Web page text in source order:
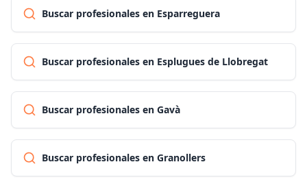
Buscar profesionales en Esparreguera
Buscar profesionales en Esplugues de Llobregat
Buscar profesionales en Gavà
Buscar profesionales en Granollers